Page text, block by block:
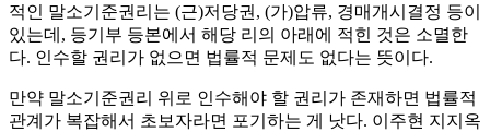
적인 말소기준권리는 (근)저당권, (가)압류, 경매개시결정 등이
있는데, 등기부 등본에서 해당 리의 아래에 적힌 것은 소멸한
다. 인수할 권리가 없으면 법률적 문제도 없다는 뜻이다.
만약 말소기준권리 위로 인수해야 할 권리가 존재하면 법률적
관계가 복잡해서 초보자라면 포기하는 게 낫다. 이주현 지지옥